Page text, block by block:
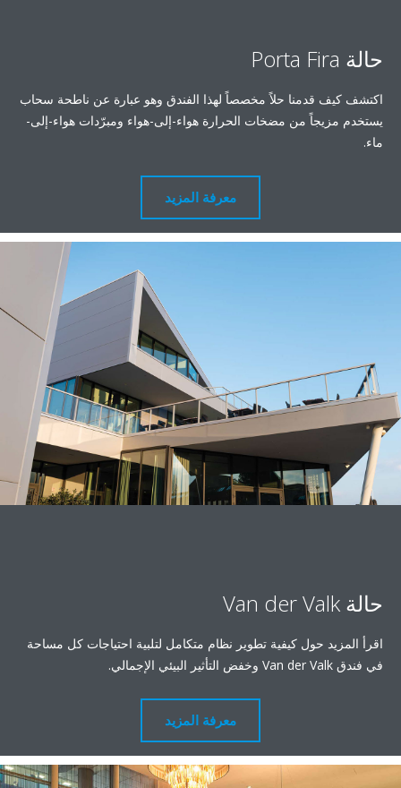
قدمنا حلاً مخصصاً لهذا الفندق وهو عبارة عن ناطحة سحاب
من مضخات الحرارة هواء-إلى-هواء ومبرّدات هواء-إلى-
معرفة المزيد
حول كيفية تطوير نظام متكامل لتلبية احتياجات كل مساحة
معرفة المزيد